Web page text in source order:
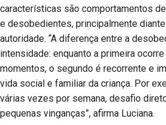
características são comportamentos
e desobedientes, principalmente
autoridade. “A diferença entre a
intensidade: enquanto a primeira
momentos, o segundo é recorrente e
vida social e familiar da criança. Por
várias vezes por semana, desafio
pequenas vinganças”, afirma Luciana.